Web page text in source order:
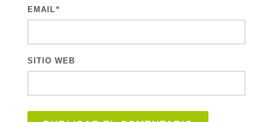
EMAIL*
SITIO WEB